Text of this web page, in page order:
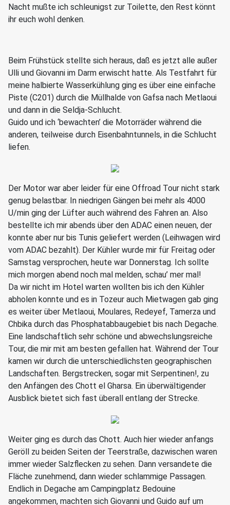
Nacht mußte ich schleunigst zur Toilette, den Rest könnt
ihr euch wohl denken.
Beim Frühstück stellte sich heraus, daß es jetzt alle außer
Ulli und Giovanni im Darm erwischt hatte. Als Testfahrt für
meine halbierte Wasserkühlung ging es über eine einfache
Piste (C201) durch die Müllhalde von Gafsa nach Metlaoui
und dann in die Seldja-Schlucht.
Guido und ich ‘bewachten’ die Motorräder während die
anderen, teilweise durch Eisenbahntunnels, in die Schlucht
liefen.
Der Motor war aber leider für eine Offroad Tour nicht stark
genug belastbar. In niedrigen Gängen bei mehr als 4000
U/min ging der Lüfter auch während des Fahren an. Also
bestellte ich mir abends über den ADAC einen neuen, der
konnte aber nur bis Tunis geliefert werden (Leihwagen wird
vom ADAC bezahlt). Der Kühler wurde mir für Freitag oder
Samstag versprochen, heute war Donnerstag. Ich sollte
mich morgen abend noch mal melden, schau’ mer mal!
Da wir nicht im Hotel warten wollten bis ich den Kühler
abholen konnte und es in Tozeur auch Mietwagen gab ging
es weiter über Metlaoui, Moulares, Redeyef, Tamerza und
Chbika durch das Phosphatabbaugebiet bis nach Degache.
Eine landschaftlich sehr schöne und abwechslungsreiche
Tour, die mir mit am besten gefallen hat. Während der Tour
kamen wir durch die unterschiedlichsten geographischen
Landschaften. Bergstrecken, sogar mit Serpentinen!, zu
den Anfängen des Chott el Gharsa. Ein überwältigender
Ausblick bietet sich fast überall entlang der Strecke.
Weiter ging es durch das Chott. Auch hier wieder anfangs
Geröll zu beiden Seiten der Teerstraße, dazwischen waren
immer wieder Salzflecken zu sehen. Dann versandete die
Fläche zunehmend, dann wieder schlammige Passagen.
Endlich in Degache am Campingplatz Bedouine
angekommen, machten sich Giovanni und Guido auf um